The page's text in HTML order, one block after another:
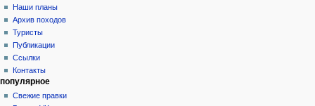
и
а
ц
и
я
войти
Наши планы
Архив походов
Туристы
Публикации
Ссылки
Контакты
популярное
Свежие правки